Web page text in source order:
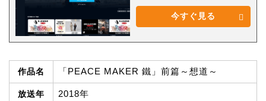
今すぐ見る
作品名 「PEACE MAKER 鐵」前篇～想道～
放送年 2018年